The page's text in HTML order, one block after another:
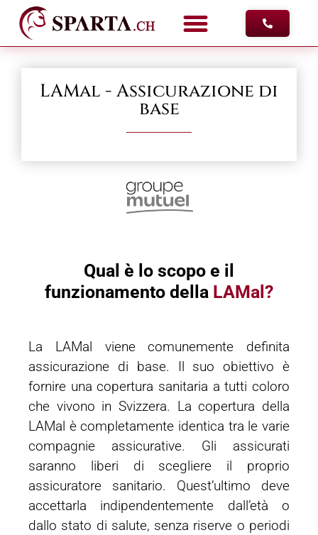
LAMal - Assicurazione di
base
Qual è lo scopo e il
funzionamento della LAMal?
La LAMal viene comunemente definita
assicurazione di base. Il suo obiettivo è
fornire una copertura sanitaria a tutti coloro
che vivono in Svizzera. La copertura della
LAMal è completamente identica tra le varie
compagnie assicurative. Gli assicurati
saranno liberi di scegliere il proprio
assicuratore sanitario. Quest’ultimo deve
accettarla indipendentemente dall’età o
dallo stato di salute, senza riserve o periodi